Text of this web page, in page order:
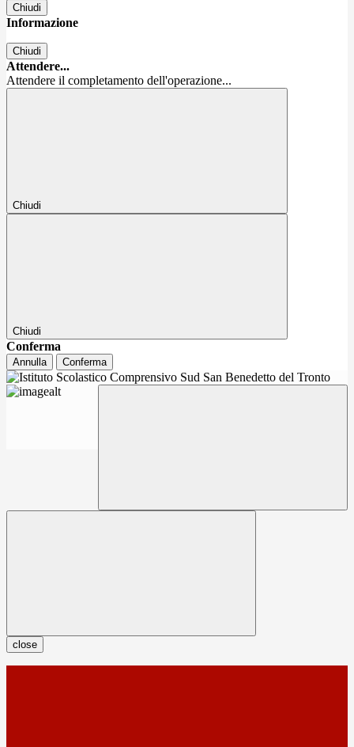
Chiudi
Informazione
Chiudi
Attendere...
Attendere il completamento dell'operazione...
Chiudi
Chiudi
Conferma
Annulla Conferma
close